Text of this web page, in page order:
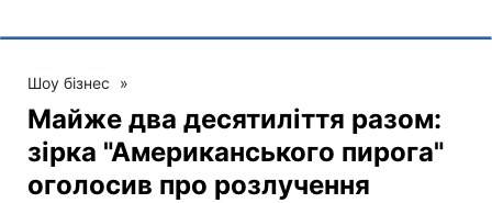
Шоу бізнес »
Майже два десятиліття разом:
зірка "Американського пирога"
оголосив про розлучення